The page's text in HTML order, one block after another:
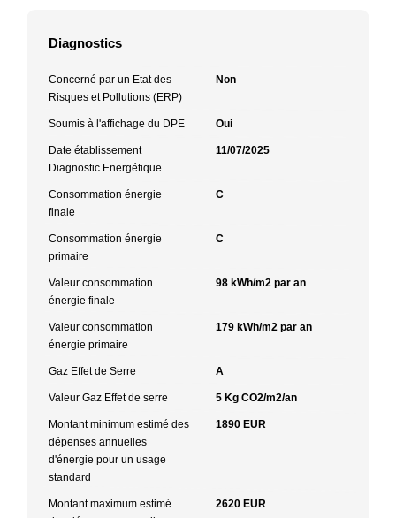
Diagnostics
Concerné par un Etat des
Risques et Pollutions (ERP)
Non
Soumis à l'affichage du DPE Oui
Date établissement
Diagnostic Energétique
11/07/2025
Consommation énergie
finale
C
Consommation énergie
primaire
C
Valeur consommation
énergie finale
98 kWh/m2 par an
Valeur consommation
énergie primaire
179 kWh/m2 par an
Gaz Effet de Serre A
Valeur Gaz Effet de serre 5 Kg CO2/m2/an
Montant minimum estimé des
dépenses annuelles
d'énergie pour un usage
standard
1890 EUR
Montant maximum estimé
2620 EUR